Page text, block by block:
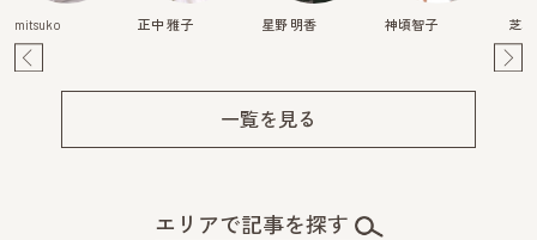
mitsuko 正中 雅子 星野 明香 神頃智子 芝
一覧を見る
エリアで記事を探す